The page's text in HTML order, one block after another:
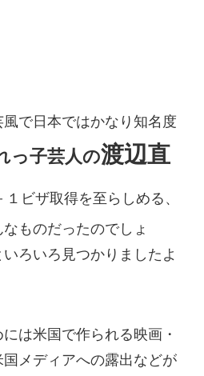
で日本ではかなり知名度
っ子芸人の渡辺直
１ビザ取得を至らしめる、
ものだったのでしょ
ろいろ見つかりましたよ
は米国で作られる映画・
メディアへの露出などが